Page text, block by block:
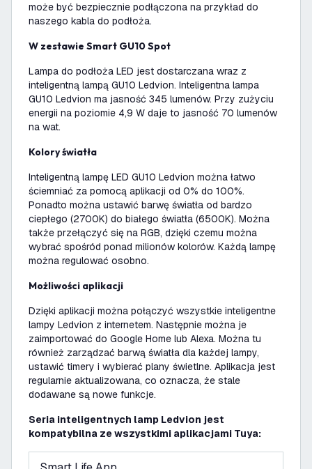
może być bezpiecznie podłączona na przykład do
naszego kabla do podłoża.
W zestawie Smart GU10 Spot
Lampa do podłoża LED jest dostarczana wraz z
inteligentną lampą GU10 Ledvion. Inteligentna lampa
GU10 Ledvion ma jasność 345 lumenów. Przy zużyciu
energii na poziomie 4,9 W daje to jasność 70 lumenów
na wat.
Kolory światła
Inteligentną lampę LED GU10 Ledvion można łatwo
ściemniać za pomocą aplikacji od 0% do 100%.
Ponadto można ustawić barwę światła od bardzo
ciepłego (2700K) do białego światła (6500K). Można
także przełączyć się na RGB, dzięki czemu można
wybrać spośród ponad milionów kolorów. Każdą lampę
można regulować osobno.
Możliwości aplikacji
Dzięki aplikacji można połączyć wszystkie inteligentne
lampy Ledvion z internetem. Następnie można je
zaimportować do Google Home lub Alexa. Można tu
również zarządzać barwą światła dla każdej lampy,
ustawić timery i wybierać plany świetlne. Aplikacja jest
regularnie aktualizowana, co oznacza, że stale
dodawane są nowe funkcje.
Seria inteligentnych lamp Ledvion jest
kompatybilna ze wszystkimi aplikacjami Tuya: